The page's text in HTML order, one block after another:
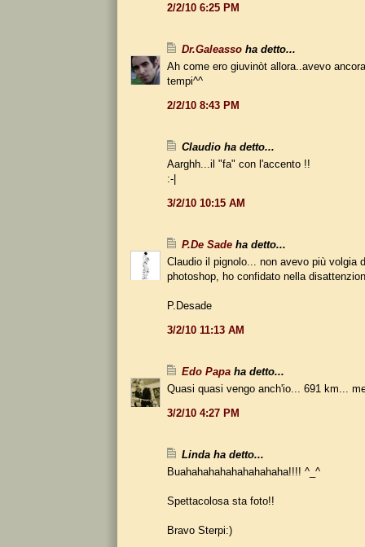
2/2/10 6:25 PM
Dr.Galeasso ha detto...
Ah come ero giuvinòt allora..avevo
tempi^^
2/2/10 8:43 PM
Claudio ha detto...
Aarghh...il "fa" con l'accento !!
:-|
3/2/10 10:15 AM
P.De Sade ha detto...
Claudio il pignolo... non avevo più volgia
photoshop, ho confidato nella
P.Desade
3/2/10 11:13 AM
Edo Papa ha detto...
Quasi quasi vengo anch'io... 691 km...
3/2/10 4:27 PM
Linda ha detto...
Buahahahahahahahahaha!!!! ^_^
Spettacolosa sta foto!!
Bravo Sterpi:)